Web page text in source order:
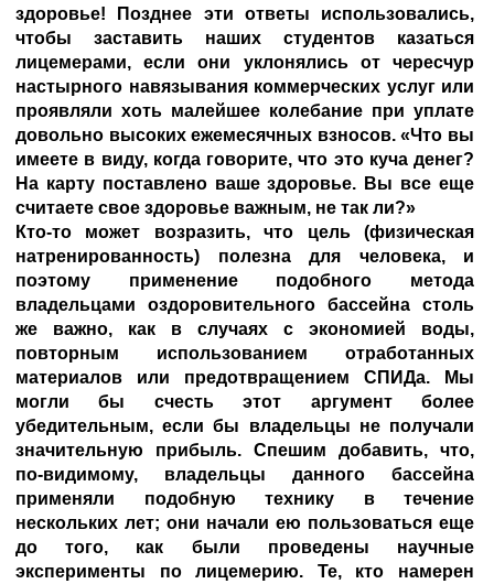
здоровье! Позднее эти ответы использовались,
чтобы заставить наших студентов казаться
лицемерами, если они уклонялись от чересчур
настырного навязывания коммерческих услуг или
проявляли хоть малейшее колебание при уплате
довольно высоких ежемесячных взносов. «Что вы
имеете в виду, когда говорите, что это куча денег?
На карту поставлено ваше здоровье. Вы все еще
считаете свое здоровье важным, не так ли?»
Кто-то может возразить, что цель (физическая
натренированность) полезна для человека, и
поэтому применение подобного метода
владельцами оздоровительного бассейна столь
же важно, как в случаях с экономией воды,
повторным использованием отработанных
материалов или предотвращением СПИДа. Мы
могли бы счесть этот аргумент более
убедительным, если бы владельцы не получали
значительную прибыль. Спешим добавить, что,
по-видимому, владельцы данного бассейна
применяли подобную технику в течение
нескольких лет; они начали ею пользоваться еще
до того, как были проведены научные
эксперименты по лицемерию. Те, кто намерен